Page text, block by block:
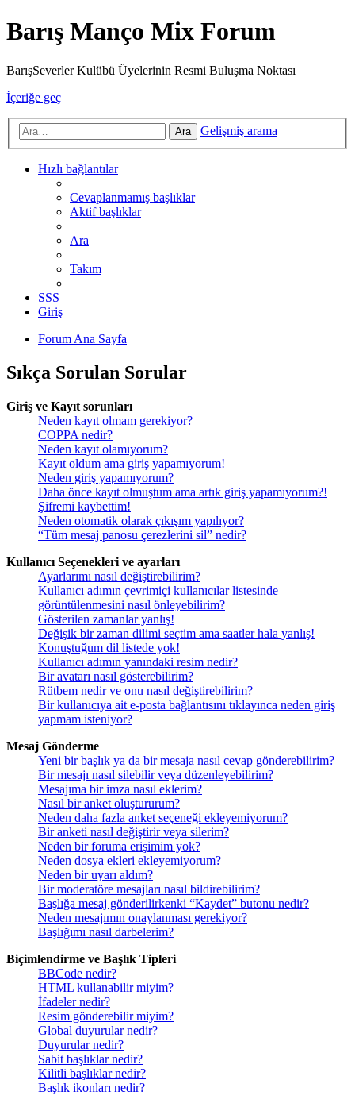
Barış Manço Mix Forum
BarışSeverler Kulübü Üyelerinin Resmi Buluşma Noktası
İçeriğe geç
Ara Gelişmiş arama
Hızlı bağlantılar
Cevaplanmamış başlıklar
Aktif başlıklar
Ara
Takım
SSS
Giriş
Forum Ana Sayfa
Sıkça Sorulan Sorular
Giriş ve Kayıt sorunları
Neden kayıt olmam gerekiyor?
COPPA nedir?
Neden kayıt olamıyorum?
Kayıt oldum ama giriş yapamıyorum!
Neden giriş yapamıyorum?
Daha önce kayıt olmuştum ama artık giriş yapamıyorum?!
Şifremi kaybettim!
Neden otomatik olarak çıkışım yapılıyor?
“Tüm mesaj panosu çerezlerini sil” nedir?
Kullanıcı Seçenekleri ve ayarları
Ayarlarımı nasıl değiştirebilirim?
Kullanıcı adımın çevrimiçi kullanıcılar listesinde
görüntülenmesini nasıl önleyebilirim?
Gösterilen zamanlar yanlış!
Değişik bir zaman dilimi seçtim ama saatler hala yanlış!
Konuştuğum dil listede yok!
Kullanıcı adımın yanındaki resim nedir?
Bir avatarı nasıl gösterebilirim?
Rütbem nedir ve onu nasıl değiştirebilirim?
Bir kullanıcıya ait e-posta bağlantısını tıklayınca neden giriş
yapmam isteniyor?
Mesaj Gönderme
Yeni bir başlık ya da bir mesaja nasıl cevap gönderebilirim?
Bir mesajı nasıl silebilir veya düzenleyebilirim?
Mesajıma bir imza nasıl eklerim?
Nasıl bir anket oluştururum?
Neden daha fazla anket seçeneği ekleyemiyorum?
Bir anketi nasıl değiştirir veya silerim?
Neden bir foruma erişimim yok?
Neden dosya ekleri ekleyemiyorum?
Neden bir uyarı aldım?
Bir moderatöre mesajları nasıl bildirebilirim?
Başlığa mesaj gönderilirkenki “Kaydet” butonu nedir?
Neden mesajımın onaylanması gerekiyor?
Başlığımı nasıl darbelerim?
Biçimlendirme ve Başlık Tipleri
BBCode nedir?
HTML kullanabilir miyim?
İfadeler nedir?
Resim gönderebilir miyim?
Global duyurular nedir?
Duyurular nedir?
Sabit başlıklar nedir?
Kilitli başlıklar nedir?
Başlık ikonları nedir?